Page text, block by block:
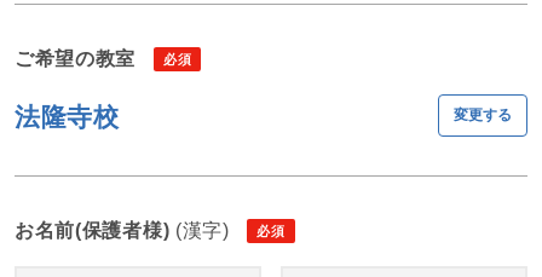
ご希望の教室
法隆寺校 変更する
お名前(保護者様) (漢字)